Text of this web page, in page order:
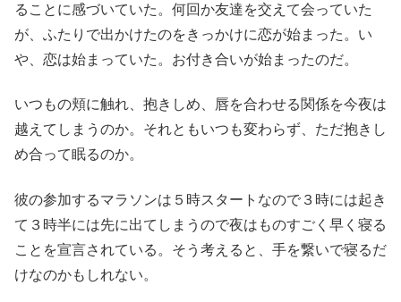
ることに感づいていた。何回か友達を交えて会っていた
が、ふたりで出かけたのをきっかけに恋が始まった。い
や、恋は始まっていた。お付き合いが始まったのだ。
いつもの頬に触れ、抱きしめ、唇を合わせる関係を今夜は
越えてしまうのか。それともいつも変わらず、ただ抱きし
め合って眠るのか。
彼の参加するマラソンは５時スタートなので３時には起き
て３時半には先に出てしまうので夜はものすごく早く寝る
ことを宣言されている。そう考えると、手を繋いで寝るだ
けなのかもしれない。